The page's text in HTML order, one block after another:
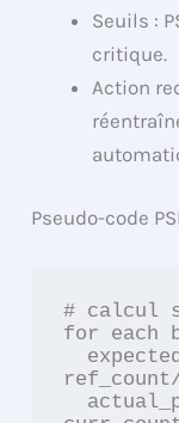
Seuils :
critique.
Action
Pseudo-code
# calcul
for each